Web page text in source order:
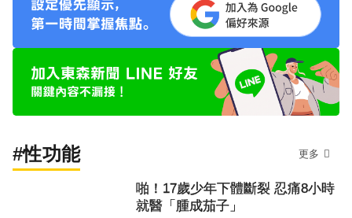
#性功能 更多
啪！17歲少年下體斷裂 忍痛8小時
就醫「腫成茄子」